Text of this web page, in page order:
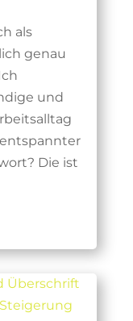
als
genau
und
Die ist